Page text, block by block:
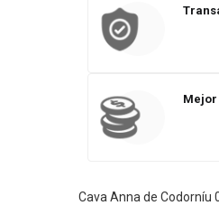
Cava Anna de Codorníu